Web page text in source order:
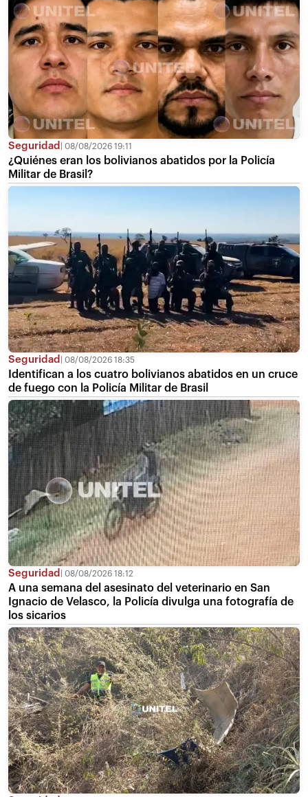
Seguridad 08/08/2026 19:11
¿Quiénes eran los bolivianos abatidos por la Policía
Militar de Brasil?
Seguridad 08/08/2026 18:35
Identifican a los cuatro bolivianos abatidos en un cruce
de fuego con la Policía Militar de Brasil
Seguridad 08/08/2026 18:12
A una semana del asesinato del veterinario en San
Ignacio de Velasco, la Policía divulga una fotografía de
los sicarios